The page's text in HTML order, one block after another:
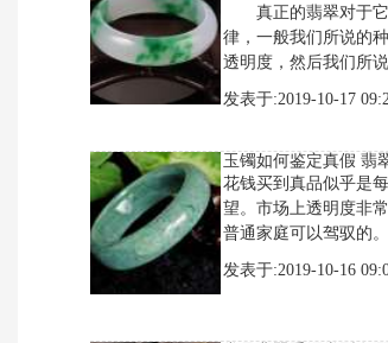
真正的翡翠对于它
律，一般我们所说的
透明度，然后我们所
发表于:2019-10-17
玉镯如何鉴定真假 翡
花钱买到真品似乎是
望。市场上透明度非
普通家庭可以驾驭的
发表于:2019-10-16